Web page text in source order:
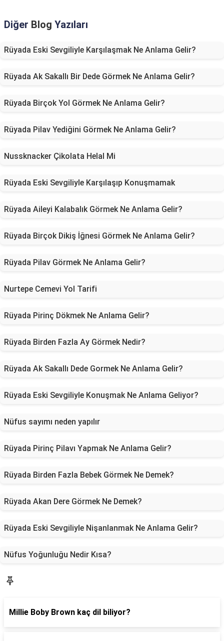
Diğer Blog Yazıları
Rüyada Eski Sevgiliyle Karşılaşmak Ne Anlama Gelir?
Rüyada Ak Sakallı Bir Dede Görmek Ne Anlama Gelir?
Rüyada Birçok Yol Görmek Ne Anlama Gelir?
Rüyada Pilav Yediğini Görmek Ne Anlama Gelir?
Nussknacker Çikolata Helal Mi
Rüyada Eski Sevgiliyle Karşılaşıp Konuşmamak
Rüyada Aileyi Kalabalık Görmek Ne Anlama Gelir?
Rüyada Birçok Dikiş İğnesi Görmek Ne Anlama Gelir?
Rüyada Pilav Görmek Ne Anlama Gelir?
Nurtepe Cemevi Yol Tarifi
Rüyada Pirinç Dökmek Ne Anlama Gelir?
Rüyada Birden Fazla Ay Görmek Nedir?
Rüyada Ak Sakallı Dede Gormek Ne Anlama Gelir?
Rüyada Eski Sevgiliyle Konuşmak Ne Anlama Geliyor?
Nüfus sayımı neden yapılır
Rüyada Pirinç Pilavı Yapmak Ne Anlama Gelir?
Rüyada Birden Fazla Bebek Görmek Ne Demek?
Rüyada Akan Dere Görmek Ne Demek?
Rüyada Eski Sevgiliyle Nişanlanmak Ne Anlama Gelir?
Nüfus Yoğunluğu Nedir Kısa?
Millie Boby Brown kaç dil biliyor?